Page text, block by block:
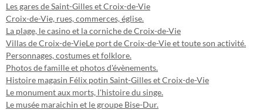
Les gares de Saint-Gilles et Croix-de-Vie
Croix-de-Vie, rues, commerces, église.
La plage, le casino et la corniche de Croix-de-Vie
Villas de Croix-de-VieLe port de Croix-de-Vie et toute son activité.
Personnages, costumes et folklore.
Photos de famille et photos d'évènements.
Histoire magasin Félix potin Saint-Gilles et Croix-de-Vie
Le monument aux morts, l'histoire du singe.
Le musée maraichin et le groupe Bise-Dur.